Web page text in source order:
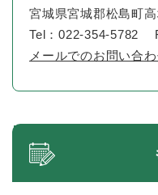
宮城県宮城郡松島町
Tel：022-354-5782
メールでのお問い合